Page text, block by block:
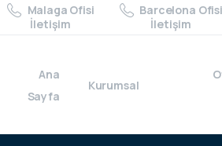
Malaga Ofisi
İletişim
Barcelona Ofisi
İletişim
Ana
Sayfa
Kurumsal